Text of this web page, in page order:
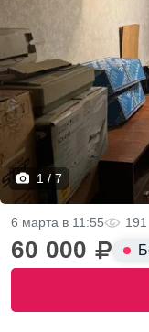
1 / 7
60 000
6 марта в 11:55 191